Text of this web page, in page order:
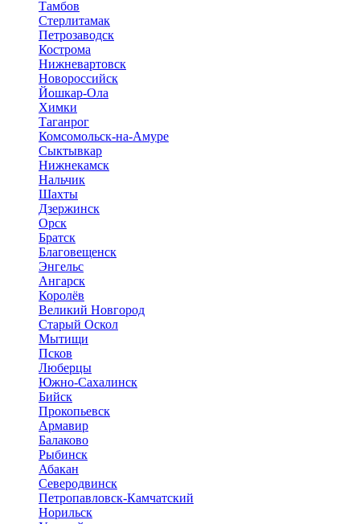
Тамбов
Стерлитамак
Петрозаводск
Кострома
Нижневартовск
Новороссийск
Йошкар-Ола
Химки
Таганрог
Комсомольск-на-Амуре
Сыктывкар
Нижнекамск
Нальчик
Шахты
Дзержинск
Орск
Братск
Благовещенск
Энгельс
Ангарск
Королёв
Великий Новгород
Старый Оскол
Мытищи
Псков
Люберцы
Южно-Сахалинск
Бийск
Прокопьевск
Армавир
Балаково
Рыбинск
Абакан
Северодвинск
Петропавловск-Камчатский
Норильск